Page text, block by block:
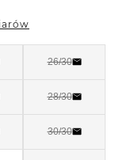
26/30
28/30
30/30